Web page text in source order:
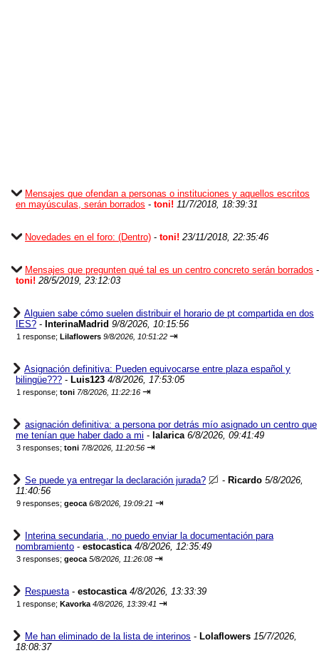
Mensajes que ofendan a personas o instituciones y aquellos escritos
en mayúsculas, serán borrados - toni! 11/7/2018, 18:39:31
Novedades en el foro: (Dentro) - toni! 23/11/2018, 22:35:46
Mensajes que pregunten qué tal es un centro concreto serán borrados -
toni! 28/5/2019, 23:12:03
Alguien sabe cómo suelen distribuir el horario de pt compartida en dos
IES? - InterinaMadrid 9/8/2026, 10:15:56
1 response; Lilaflowers 9/8/2026, 10:51:22 ⇥
Asignación definitiva: Pueden equivocarse entre plaza español y
bilingüe??? - Luis123 4/8/2026, 17:53:05
1 response; toni 7/8/2026, 11:22:16 ⇥
asignación definitiva: a persona por detrás mío asignado un centro que
me tenían que haber dado a mi - lalarica 6/8/2026, 09:41:49
3 responses; toni 7/8/2026, 11:20:56 ⇥
Se puede ya entregar la declaración jurada? - Ricardo 5/8/2026,
11:40:56
9 responses; geoca 6/8/2026, 19:09:21 ⇥
Interina secundaria , no puedo enviar la documentación para
nombramiento - estocastica 4/8/2026, 12:35:49
3 responses; geoca 5/8/2026, 11:26:08 ⇥
Respuesta- estocastica 4/8/2026, 13:33:39
1 response; Kavorka 4/8/2026, 13:39:41 ⇥
Me han eliminado de la lista de interinos - Lolaflowers 15/7/2026,
18:08:37